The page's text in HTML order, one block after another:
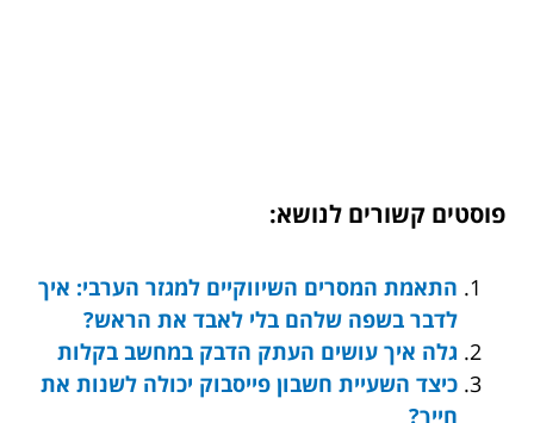
פוסטים קשורים לנושא:
התאמת המסרים השיווקיים למגזר הערבי: איך
לדבר בשפה שלהם בלי לאבד את הראש?
גלה איך עושים העתק הדבק במחשב בקלות
כיצד השעיית חשבון פייסבוק יכולה לשנות את
חייך?